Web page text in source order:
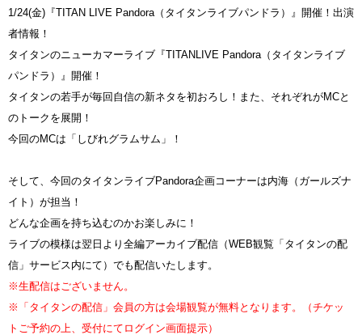
1/24(金)『TITAN LIVE Pandora（タイタンライブパンドラ）』開催！出演
者情報！
タイタンのニューカマーライブ『TITANLIVE Pandora（タイタンライブ
パンドラ）』開催！
タイタンの若手が毎回自信の新ネタを初おろし！また、それぞれがMCと
のトークを展開！
今回のMCは「しびれグラムサム」！
そして、今回のタイタンライブPandora企画コーナーは内海（ガールズナ
イト）が担当！
どんな企画を持ち込むのかお楽しみに！
ライブの模様は翌日より全編アーカイブ配信（WEB観覧「タイタンの配
信」サービス内にて）でも配信いたします。
※生配信はございません。
※「タイタンの配信」会員の方は会場観覧が無料となります。（チケッ
トご予約の上、受付にてログイン画面提示）